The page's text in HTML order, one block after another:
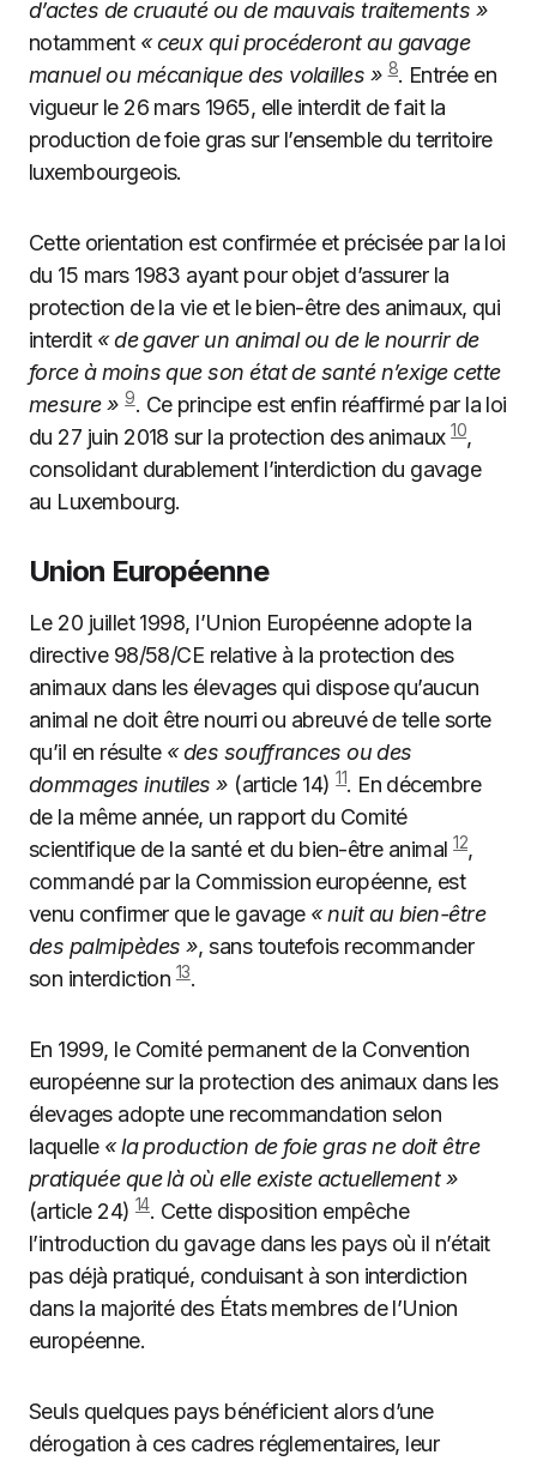
d’actes de cruauté ou de mauvais traitements »
notamment « ceux qui procéderont au gavage
manuel ou mécanique des volailles » 8. Entrée en
vigueur le 26 mars 1965, elle interdit de fait la
production de foie gras sur l’ensemble du territoire
luxembourgeois.
Cette orientation est confirmée et précisée par la loi
du 15 mars 1983 ayant pour objet d’assurer la
protection de la vie et le bien-être des animaux, qui
interdit « de gaver un animal ou de le nourrir de
force à moins que son état de santé n’exige cette
mesure » 9. Ce principe est enfin réaffirmé par la loi
du 27 juin 2018 sur la protection des animaux10,
consolidant durablement l’interdiction du gavage
au Luxembourg.
Union Européenne
Le 20 juillet 1998, l’Union Européenne adopte la
directive 98/58/CE relative à la protection des
animaux dans les élevages qui dispose qu’aucun
animal ne doit être nourri ou abreuvé de telle sorte
qu’il en résulte « des souffrances ou des
dommages inutiles » (article 14)11. En décembre
de la même année, un rapport du Comité
scientifique de la santé et du bien-être animal12,
commandé par la Commission européenne, est
venu confirmer que le gavage « nuit au bien-être
des palmipèdes », sans toutefois recommander
son interdiction13.
En 1999, le Comité permanent de la Convention
européenne sur la protection des animaux dans les
élevages adopte une recommandation selon
laquelle « la production de foie gras ne doit être
pratiquée que là où elle existe actuellement »
(article 24) 14. Cette disposition empêche
l’introduction du gavage dans les pays où il n’était
pas déjà pratiqué, conduisant à son interdiction
dans la majorité des États membres de l’Union
européenne.
Seuls quelques pays bénéficient alors d’une
dérogation à ces cadres réglementaires, leur